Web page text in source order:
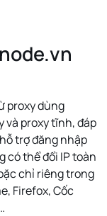
proxy dùng
và proxy tĩnh, đáp
trợđăng nhập
có thểđổi IP toàn
chỉ riêng trong
, Firefox,Cốc